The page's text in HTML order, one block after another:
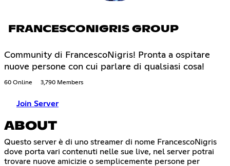
FRANCESCONIGRIS GROUP
Community di FrancescoNigris! Pronta a ospitare
nuove persone con cui parlare di qualsiasi cosa!
60 Online 3,790 Members
Join Server
ABOUT
Questo server è di uno streamer di nome FrancescoNigris
dove porta vari contenuti nelle sue live, nel server potrai
trovare nuove amicizie o semplicemente persone per